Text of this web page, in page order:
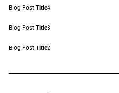
Blog Post Title4
Blog Post Title3
Blog Post Title2